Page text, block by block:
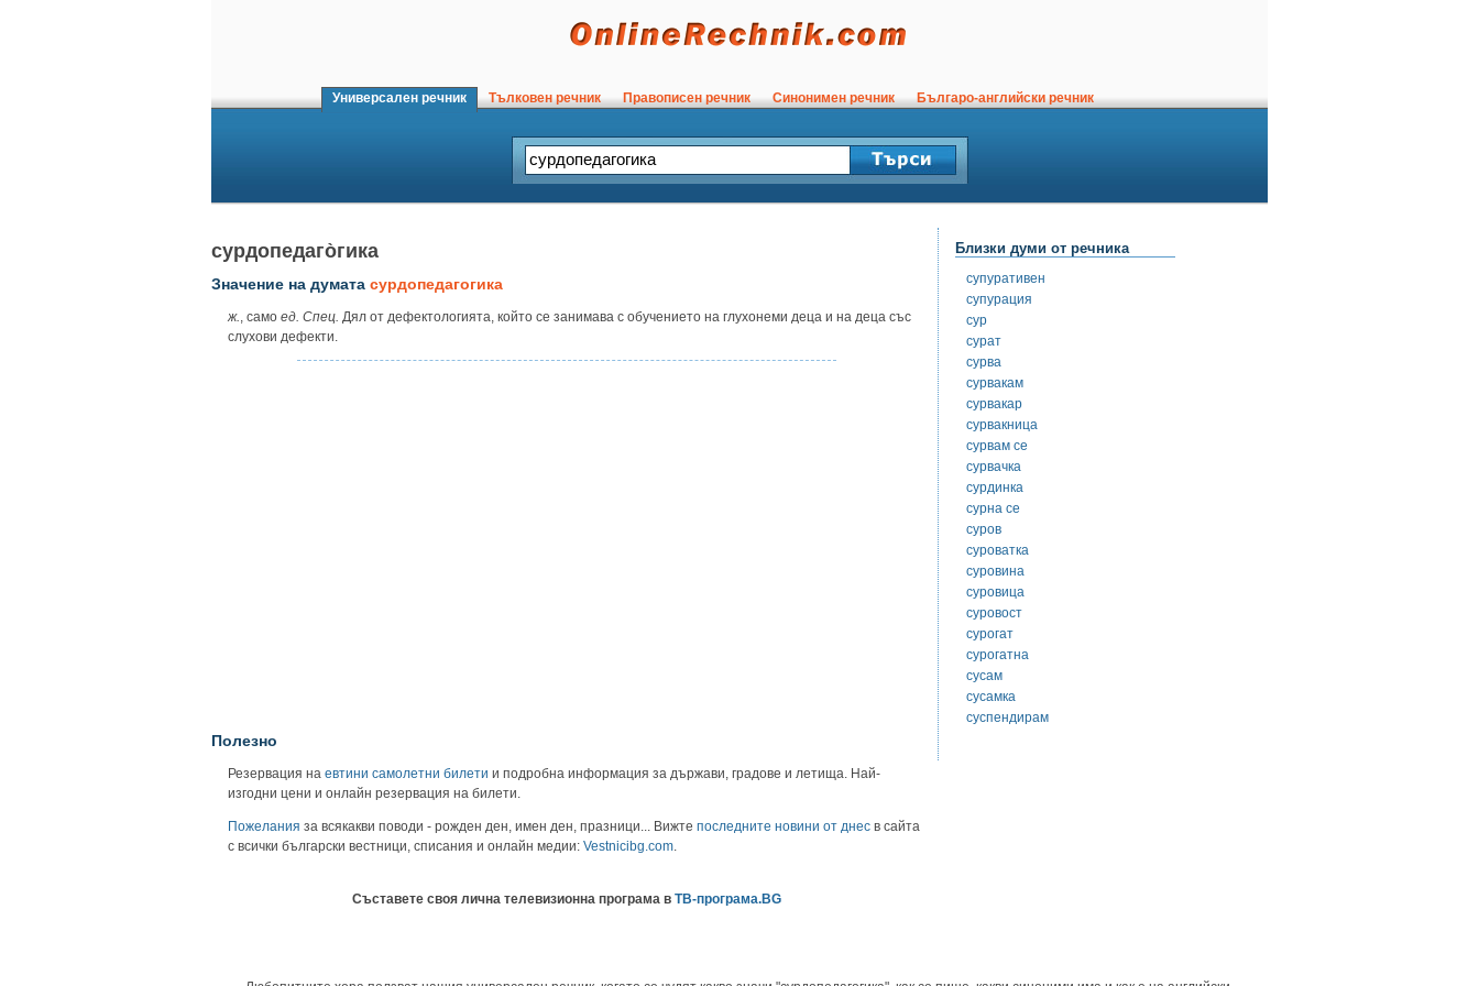
Универсален речник Тълковен речник Правописен речник Синонимен речник Българо-английски речник
сурдопедаго̀гика
Значение на думата сурдопедагогика
ж., само ед. Спец. Дял от дефектологията, който се занимава с обучението на глухонеми деца и на деца със
слухови дефекти.
Полезно
Резервация на евтини самолетни билети и подробна информация за държави, градове и летища. Най-
изгодни цени и онлайн резервация на билети.
Пожелания за всякакви поводи - рожден ден, имен ден, празници... Вижте последните новини от днес в сайта
с всички български вестници, списания и онлайн медии: Vestnicibg.com
Съставете своя лична телевизионна програма в ТВ-програма.BG
Близки думи от речника
супуративен
супурация
сур
сурат
сурва
сурвакам
сурвакар
сурвакница
сурвам се
сурвачка
сурдинка
сурна се
суров
суроватка
суровина
суровица
суровост
сурогат
сурогатна
сусам
сусамка
суспендирам